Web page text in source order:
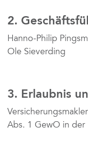
2.
Hanno-Philip
Ole Sieverding
3. Erlaubnis
Abs. 1 GewO in der